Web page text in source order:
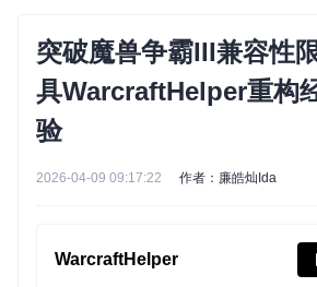
突破魔兽争霸III兼容性
具WarcraftHelper重构
验
2026-04-09 09:17:22 作者：廉皓灿Ida
WarcraftHelper